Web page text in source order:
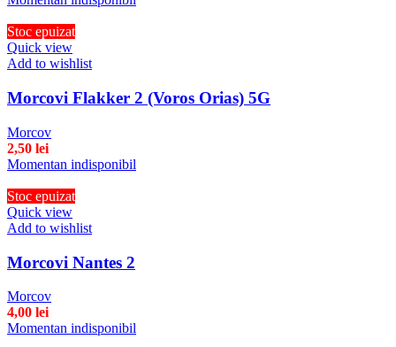
Stoc epuizat
Quick view
Add to wishlist
Morcovi Flakker 2 (Voros Orias) 5G
Morcov
2,50 lei
Momentan indisponibil
Stoc epuizat
Quick view
Add to wishlist
Morcovi Nantes 2
Morcov
4,00 lei
Momentan indisponibil